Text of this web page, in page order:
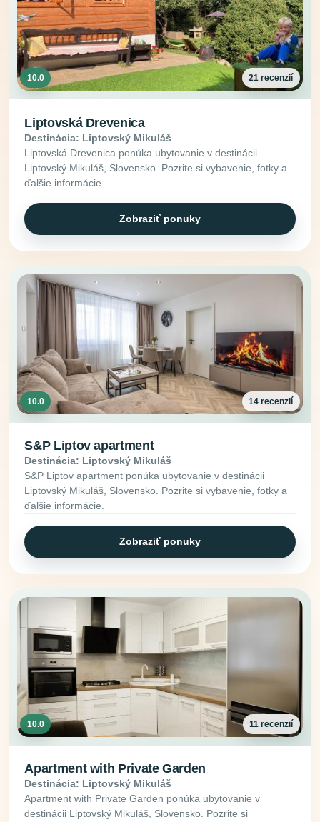
10.0 21 recenzií
Liptovská Drevenica
Destinácia: Liptovský Mikuláš
Liptovská Drevenica ponúka ubytovanie v destinácii
Liptovský Mikuláš, Slovensko. Pozrite si vybavenie, fotky a
ďalšie informácie.
Zobraziť ponuky
10.0 14 recenzií
S&P Liptov apartment
Destinácia: Liptovský Mikuláš
S&P Liptov apartment ponúka ubytovanie v destinácii
Liptovský Mikuláš, Slovensko. Pozrite si vybavenie, fotky a
ďalšie informácie.
Zobraziť ponuky
10.0 11 recenzií
Apartment with Private Garden
Destinácia: Liptovský Mikuláš
Apartment with Private Garden ponúka ubytovanie v
destinácii Liptovský Mikuláš, Slovensko. Pozrite si